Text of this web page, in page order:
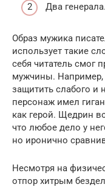
Два генерала.
Образ мужика
использует такие
себя читатель смог
мужчины. Например,
защитить слабого и
персонаж имел
как герой. Щедрин
что любое дело у
но иронично
Несмотря на
отпор хитрым